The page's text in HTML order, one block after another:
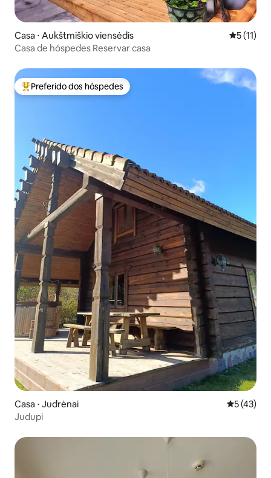
Casa ⋅ Aukštmiškio viensėdis 5 de uma
5 (11)
Casa de hóspedes Reservar casa
Entre os melhores preferidos dos hóspedes
Preferido dos hóspedes
Casa ⋅ Judrėnai 5 de uma
5 (43)
Judupi